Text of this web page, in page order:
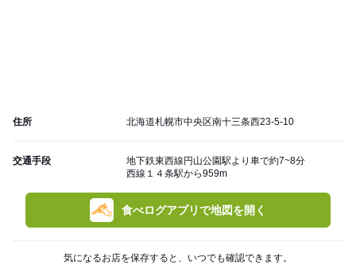
住所 北海道札幌市中央区南十三条西23-5-10
交通手段
地下鉄東西線円山公園駅より車で約7~8分
西線１４条駅から959m
食べログアプリで地図を開く
気になるお店を保存すると、いつでも確認できます。